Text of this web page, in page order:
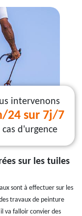
intervenons
24 sur 7j/7
cas d'urgence
sur les tuiles
sont à effectuer sur les
travaux de peinture
va falloir convier des